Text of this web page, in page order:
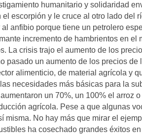
humanitario y solidaridad
escorpión y le cruce al otro lado del
anfibio porque tiene un petrolero
incremento de hambrientos en el
La crisis trajo el aumento de los
pasado un aumento de los precios de
alimenticio, de material agrícola y
necesidades más básicas para la
un 70%, un 100% el arroz
agrícola. Pese a que algunas
misma. No hay más que mirar el
ha cosechado grandes éxitos